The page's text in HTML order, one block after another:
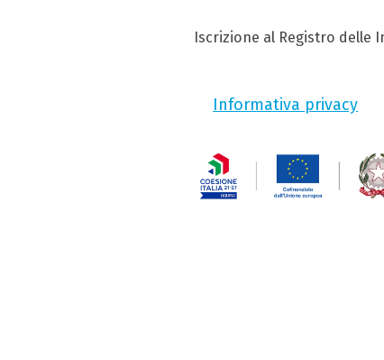
Iscrizione al Registro delle
Informativa privacy